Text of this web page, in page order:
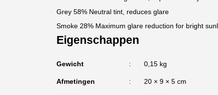
Grey 58% Neutral tint, reduces glare
Smoke 28% Maximum glare reduction for bright
Eigenschappen
Gewicht 0,15 kg
Afmetingen 20 × 9 × 5 cm